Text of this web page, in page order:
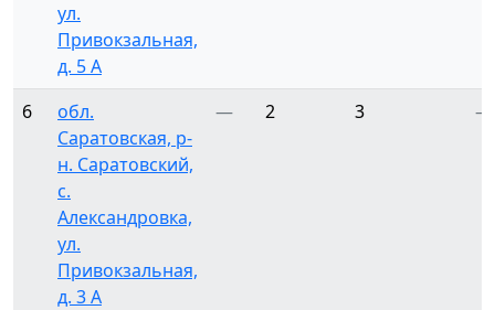
ул.
Привокзальная,
д. 5 А
6
обл.
Саратовская, р-
н. Саратовский,
с.
Александровка,
ул.
Привокзальная,
д. 3 А
— 2 3 —